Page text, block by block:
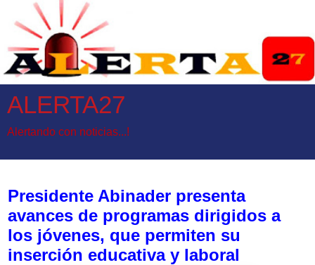
ALERTA27
Alertando con noticias...!
Presidente Abinader presenta
avances de programas dirigidos a
los jóvenes, que permiten su
inserción educativa y laboral